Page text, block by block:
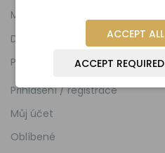
Mapa stránky
Dodávka
Platební metody
Přihlášení / registrace
Můj účet
Oblíbené
ACCEPT ALL
ACCEPT REQUIRED